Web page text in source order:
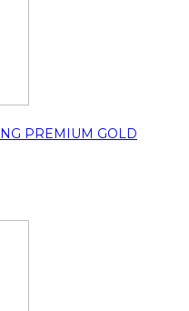
PREMIUM GOLD